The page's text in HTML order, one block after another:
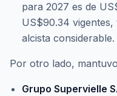
para 2027 es de
US$90.34 vigentes,
alcista considerable.
Por otro lado,
Grupo Supervielle